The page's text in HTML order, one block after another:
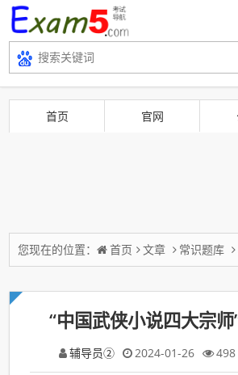
首页 官网
您现在的位置： 首页 文章 常识题库
“中国武侠小说四大宗
辅导员② 2024-01-26 498